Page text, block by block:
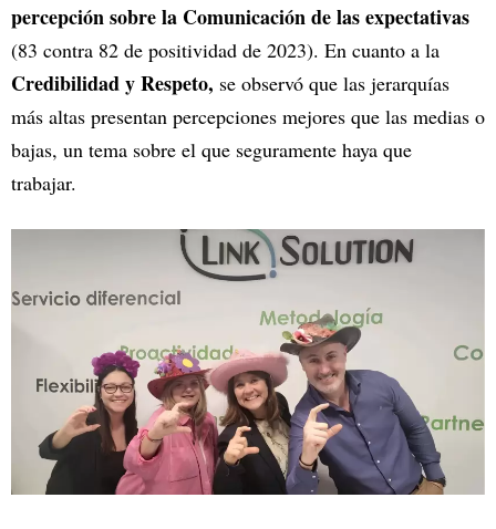
percepción sobre la Comunicación de las expectativas
(83 contra 82 de positividad de 2023). En cuanto a la
Credibilidad y Respeto, se observó que las jerarquías
más altas presentan percepciones mejores que las medias o
bajas, un tema sobre el que seguramente haya que
trabajar.